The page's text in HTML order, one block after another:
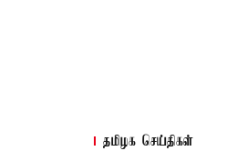
தமிழக செய்திகள்